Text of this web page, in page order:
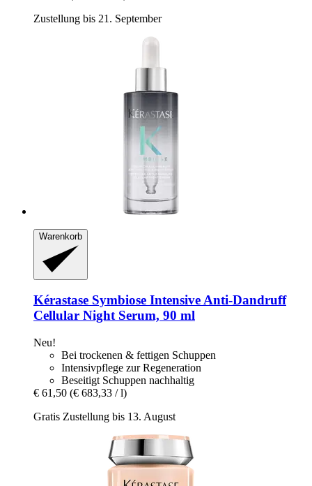
Zustellung bis 21. September
Warenkorb
Kérastase Symbiose Intensive Anti-​Dandruff
Cellular Night Serum, 90 ml
Neu!
Bei trockenen & fettigen Schuppen
Intensivpflege zur Regeneration
Beseitigt Schuppen nachhaltig
€ 61,50 (€ 683,33 / l)
Gratis Zustellung bis 13. August